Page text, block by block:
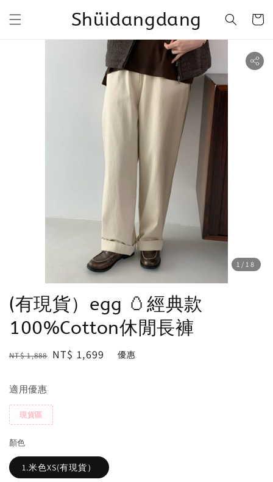
Shüidangdang
1 /18
(有現貨）egg 🥚經典款
100%Cotton休閒長褲
Regular
NT$ 1,888 Sale
NT$ 1,699 優惠
適用優惠
現貨區
顏色
1.米色XS(有現貨）